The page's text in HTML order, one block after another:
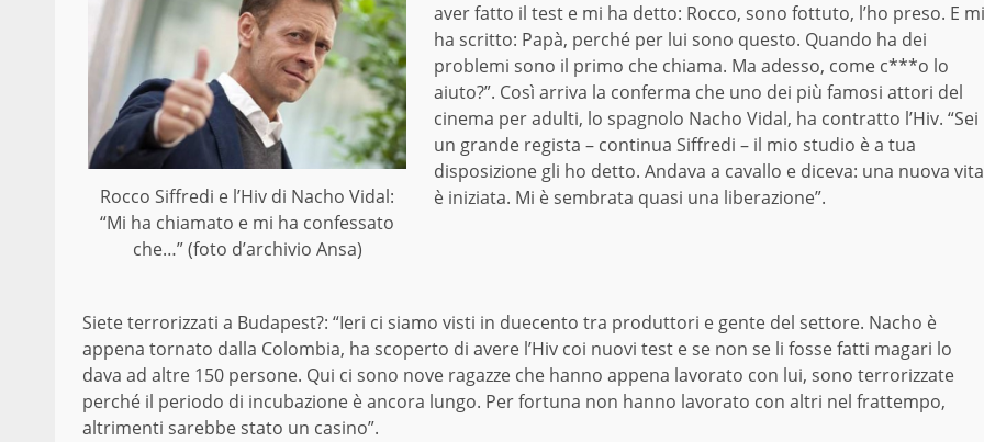
Rocco Siffredi e l’Hiv di Nacho Vidal:
“Mi ha chiamato e mi ha confessato
che…” (foto d’archivio Ansa)
aver fatto il test e mi ha detto: Rocco, sono fottuto, l’ho preso. E mi
ha scritto: Papà, perché per lui sono questo. Quando ha dei
problemi sono il primo che chiama. Ma adesso, come c***o lo
aiuto?”. Così arriva la conferma che uno dei più famosi attori del
cinema per adulti, lo spagnolo Nacho Vidal, ha contratto l’Hiv. “Sei
un grande regista – continua Siffredi – il mio studio è a tua
disposizione gli ho detto. Andava a cavallo e diceva: una nuova vita
è iniziata. Mi è sembrata quasi una liberazione”.
Siete terrorizzati a Budapest?: “Ieri ci siamo visti in duecento tra produttori e gente del settore. Nacho è
appena tornato dalla Colombia, ha scoperto di avere l’Hiv coi nuovi test e se non se li fosse fatti magari lo
dava ad altre 150 persone. Qui ci sono nove ragazze che hanno appena lavorato con lui, sono terrorizzate
perché il periodo di incubazione è ancora lungo. Per fortuna non hanno lavorato con altri nel frattempo,
altrimenti sarebbe stato un casino”.